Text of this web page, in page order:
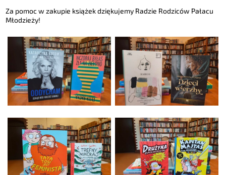
Za pomoc w zakupie książek dziękujemy Radzie Rodziców Pałacu
Młodzieży!